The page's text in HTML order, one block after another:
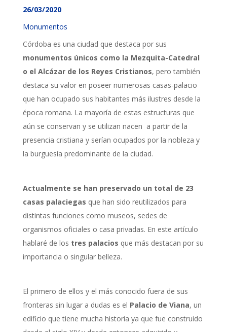
26/03/2020
Monumentos
Córdoba es una ciudad que destaca por sus
monumentos únicos como la Mezquita-Catedral
o el Alcázar de los Reyes Cristianos, pero también
destaca su valor en poseer numerosas casas-palacio
que han ocupado sus habitantes más ilustres desde la
época romana. La mayoría de estas estructuras que
aún se conservan y se utilizan nacen a partir de la
presencia cristiana y serían ocupados por la nobleza y
la burguesía predominante de la ciudad.
Actualmente se han preservado un total de 23
casas palaciegas que han sido reutilizados para
distintas funciones como museos, sedes de
organismos oficiales o casa privadas. En este artículo
hablaré de los tres palacios que más destacan por su
importancia o singular belleza.
El primero de ellos y el más conocido fuera de sus
fronteras sin lugar a dudas es el Palacio de Viana, un
edificio que tiene mucha historia ya que fue construido